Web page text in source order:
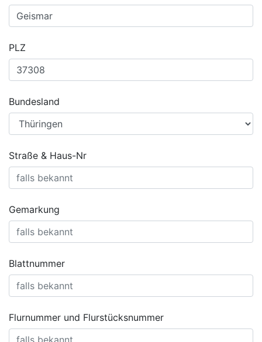
PLZ
Bundesland
Straße & Haus-Nr
Gemarkung
Blattnummer
Flurnummer und Flurstücksnummer